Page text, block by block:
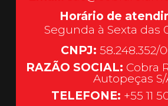
Horário de
Segunda à Sexta das
CNPJ: 58.248.352/
RAZÃO SOCIAL: Cobra
Autopeças S/
TELEFONE: +55 11